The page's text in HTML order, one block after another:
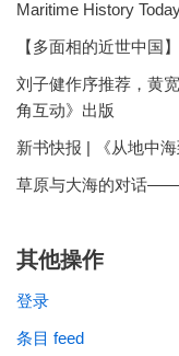
Maritime History
【多面相的近世中国
刘子健作序推荐，黄
角互动》出版
新书快报 | 《从地中
草原与大海的对话——
其他操作
登录
条目 feed